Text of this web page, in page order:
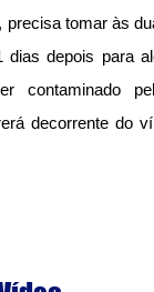
precisa tomar às
depois para
contaminado
decorrente do